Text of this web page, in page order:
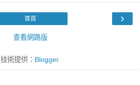
›
首頁
查看網路版
技術提供： Blogger.